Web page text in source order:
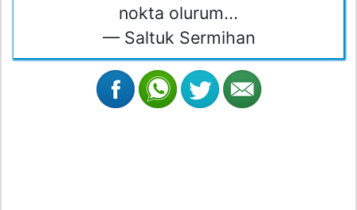
nokta olurum...
— Saltuk Sermihan